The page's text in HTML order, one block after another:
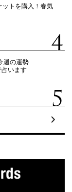
ットを購入！春気
週の運勢
います